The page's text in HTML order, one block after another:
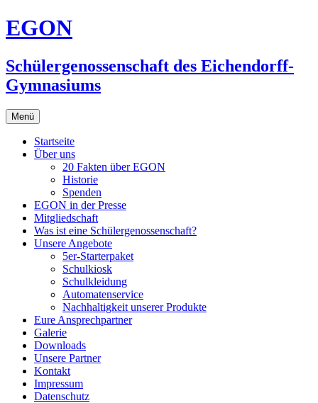
Zum
Inhalt
EGON
Schülergenossenschaft des Eichendorff-
Gymnasiums
Menü
Startseite
Über uns
20 Fakten über EGON
Historie
Spenden
EGON in der Presse
Mitgliedschaft
Was ist eine Schülergenossenschaft?
Unsere Angebote
5er-Starterpaket
Schulkiosk
Schulkleidung
Automatenservice
Nachhaltigkeit unserer Produkte
Eure Ansprechpartner
Galerie
Downloads
Unsere Partner
Kontakt
Impressum
Datenschutz